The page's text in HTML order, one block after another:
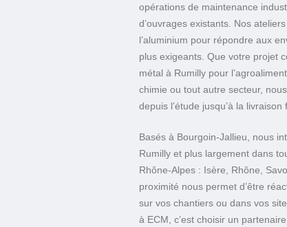
opérations de maintenance
d’ouvrages existants. Nos
l’aluminium pour répondre aux
plus exigeants. Que votre projet
métal à Rumilly pour
chimie ou tout autre secteur,
depuis l’étude jusqu’à la livraison
Basés à Bourgoin-Jallieu, nous
Rumilly et plus largement dans
Rhône-Alpes : Isère, Rhône,
proximité nous permet d’être
sur vos chantiers ou dans vos
à ECM, c’est choisir un